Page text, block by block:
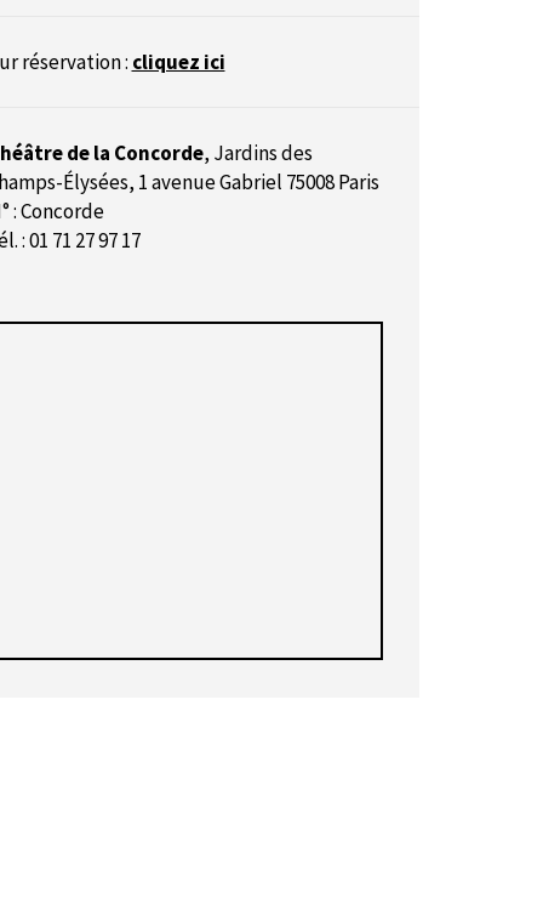
réservation : cliquez ici
de la Concorde, Jardins des
Élysées, 1 avenue Gabriel 75008 Paris
: Concorde
: 01 71 27 97 17